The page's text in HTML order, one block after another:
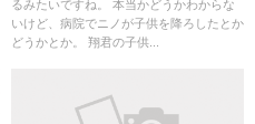
るみたいですね。 本当かどうかわからな
いけど、病院でニノが子供を降ろしたとか
どうかとか。 翔君の子供...